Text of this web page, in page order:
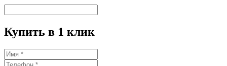
Купить в 1 клик